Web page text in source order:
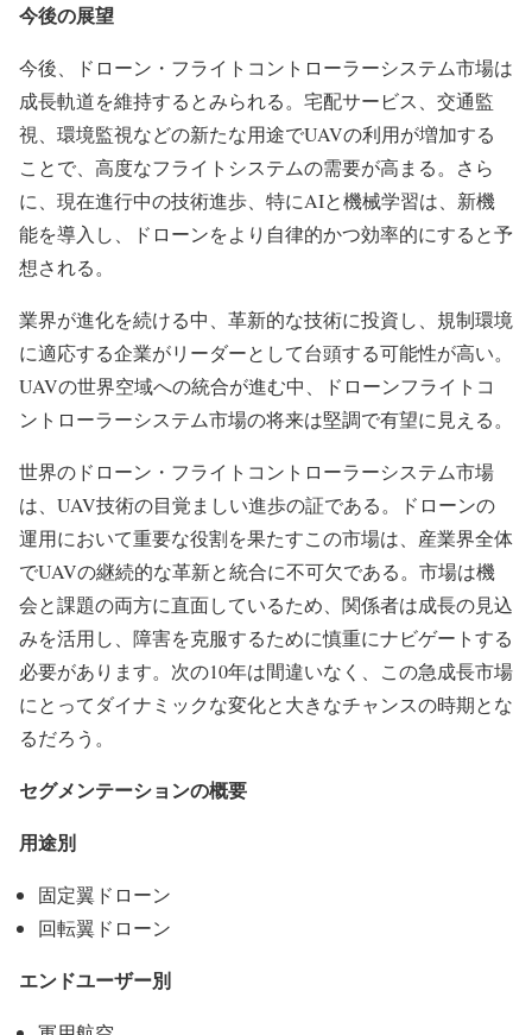
今後の展望
今後、ドローン・フライトコントローラーシステム市場は
成長軌道を維持するとみられる。宅配サービス、交通監
視、環境監視などの新たな用途でUAVの利用が増加する
ことで、高度なフライトシステムの需要が高まる。さら
に、現在進行中の技術進歩、特にAIと機械学習は、新機
能を導入し、ドローンをより自律的かつ効率的にすると予
想される。
業界が進化を続ける中、革新的な技術に投資し、規制環境
に適応する企業がリーダーとして台頭する可能性が高い。
UAVの世界空域への統合が進む中、ドローンフライトコ
ントローラーシステム市場の将来は堅調で有望に見える。
世界のドローン・フライトコントローラーシステム市場
は、UAV技術の目覚ましい進歩の証である。ドローンの
運用において重要な役割を果たすこの市場は、産業界全体
でUAVの継続的な革新と統合に不可欠である。市場は機
会と課題の両方に直面しているため、関係者は成長の見込
みを活用し、障害を克服するために慎重にナビゲートする
必要があります。次の10年は間違いなく、この急成長市場
にとってダイナミックな変化と大きなチャンスの時期とな
るだろう。
セグメンテーションの概要
用途別
固定翼ドローン
回転翼ドローン
エンドユーザー別